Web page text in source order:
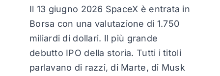
Il 13 giugno 2026 SpaceX è entrata in
Borsa con una valutazione di 1.750
miliardi di dollari. Il più grande
debutto IPO della storia. Tutti i titoli
parlavano di razzi, di Marte, di Musk